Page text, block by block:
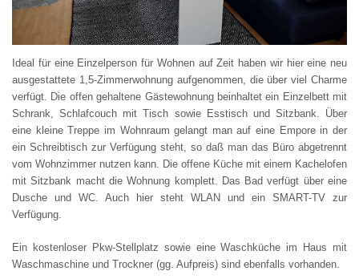
DATENSCHUTZ
COOKIE-EINSTELLUNGEN
Ideal für eine Einzelperson für Wohnen auf Zeit haben wir hier eine neu
ausgestattete 1,5-Zimmerwohnung aufgenommen, die über viel Charme
verfügt. Die offen gehaltene Gästewohnung beinhaltet ein Einzelbett mit
Schrank, Schlafcouch mit Tisch sowie Esstisch und Sitzbank. Über
eine kleine Treppe im Wohnraum gelangt man auf eine Empore in der
ein Schreibtisch zur Verfügung steht, so daß man das Büro abgetrennt
vom Wohnzimmer nutzen kann. Die offene Küche mit einem Kachelofen
mit Sitzbank macht die Wohnung komplett. Das Bad verfügt über eine
Dusche und WC. Auch hier steht WLAN und ein SMART-TV zur
Verfügung.
Ein kostenloser Pkw-Stellplatz sowie eine Waschküche im Haus mit
Waschmaschine und Trockner (gg. Aufpreis) sind ebenfalls vorhanden.